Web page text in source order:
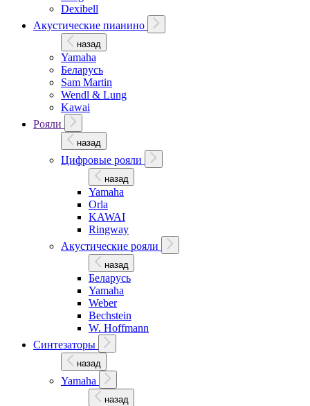
Dexibell
Акустические пианино
назад
Yamaha
Беларусь
Sam Martin
Wendl & Lung
Kawai
Рояли
назад
Цифровые рояли
назад
Yamaha
Orla
KAWAI
Ringway
Акустические рояли
назад
Беларусь
Yamaha
Weber
Bechstein
W. Hoffmann
Синтезаторы
назад
Yamaha
назад